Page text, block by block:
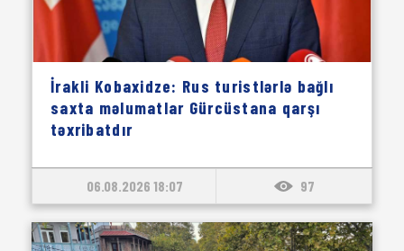
İrakli Kobaxidze: Rus turistlərlə bağlı
saxta məlumatlar Gürcüstana qarşı
təxribatdır
06.08.2026 18:07 97